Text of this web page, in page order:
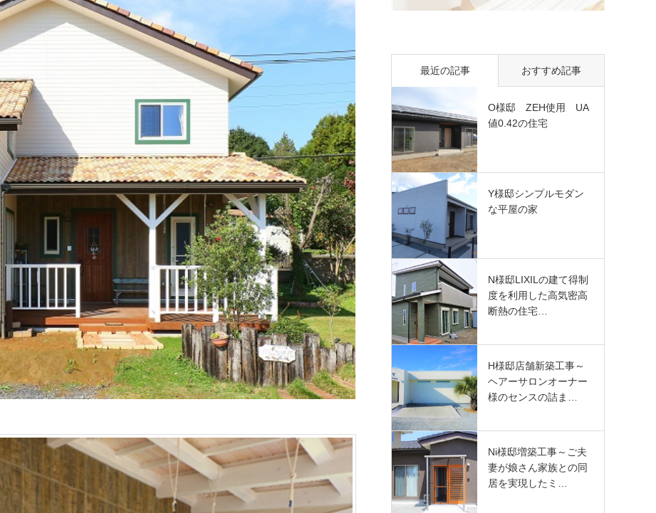
最近の記事 おすすめ記事
O様邸 ZEH使用 UA
値0.42の住宅
Y様邸シンプルモダン
な平屋の家
N様邸LIXILの建て得制
度を利用した高気密高
断熱の住宅…
H様邸店舗新築工事～
ヘアーサロンオーナー
様のセンスの詰ま…
Ni様邸増築工事～ご夫
妻が娘さん家族との同
居を実現したミ…